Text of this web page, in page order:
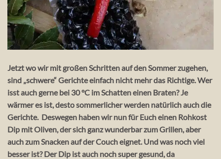
Jetzt wo wir mit großen Schritten auf den Sommer zugehen,
sind „schwere“ Gerichte einfach nicht mehr das Richtige. Wer
isst auch gerne bei 30 °C im Schatten einen Braten? Je
wärmer es ist, desto sommerlicher werden natürlich auch die
Gerichte. Deswegen haben wir nun für Euch einen Rohkost
Dip mit Oliven, der sich ganz wunderbar zum Grillen, aber
auch zum Snacken auf der Couch eignet. Und was noch viel
besser ist? Der Dip ist auch noch super gesund, da